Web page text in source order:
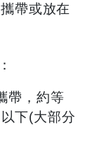
帶或放在
：
帶，約等
下(大部分